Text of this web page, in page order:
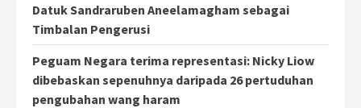
Datuk Sandraruben Aneelamagham sebagai
Timbalan Pengerusi
Peguam Negara terima representasi: Nicky Liow
dibebaskan sepenuhnya daripada 26 pertuduhan
pengubahan wang haram